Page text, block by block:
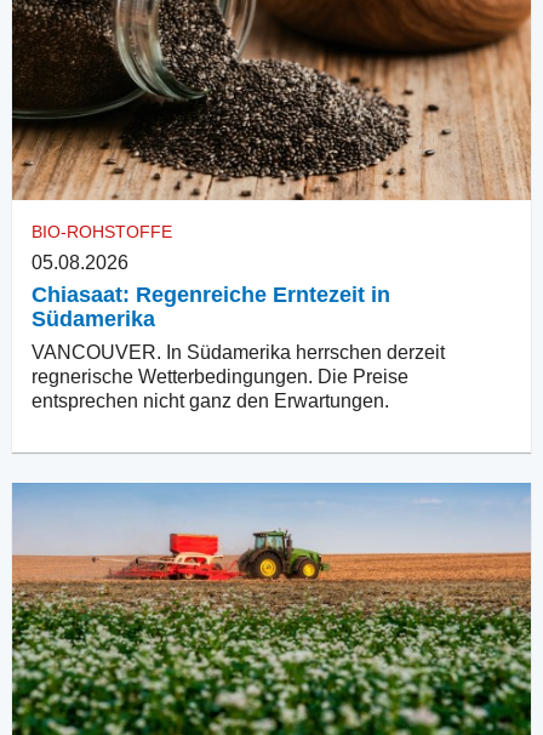
BIO-ROHSTOFFE
05.08.2026
Chiasaat: Regenreiche Erntezeit in
Südamerika
VANCOUVER. In Südamerika herrschen derzeit
regnerische Wetterbedingungen. Die Preise
entsprechen nicht ganz den Erwartungen.